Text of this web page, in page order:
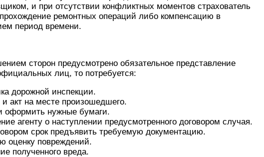
и при отсутствии конфликтных моментов страхователь
ремонтных операций либо компенсацию в
период времени.
сторон предусмотрено обязательное представление
лиц, то потребуется:
дорожной инспекции.
акт на месте произошедшего.
оформить нужные бумаги.
агенту о наступлении предусмотренного договором случая.
срок предъявить требуемую документацию.
оценку повреждений.
полученного вреда.